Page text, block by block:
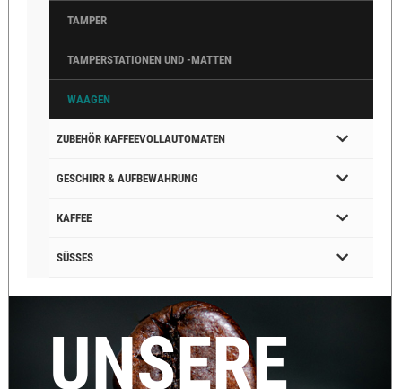
TAMPER
TAMPERSTATIONEN UND -MATTEN
WAAGEN
ZUBEHÖR KAFFEEVOLLAUTOMATEN
GESCHIRR & AUFBEWAHRUNG
KAFFEE
SÜSSES
UNSERE